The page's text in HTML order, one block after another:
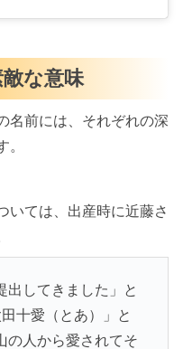
な意味
名前には、それぞれの深
。
いては、出産時に近藤さ
出してきました」と
十愛（とあ）」と
の人から愛されてそ